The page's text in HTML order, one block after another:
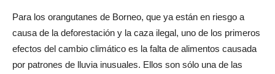
Para los orangutanes de Borneo, que ya están en riesgo a
causa de la deforestación y la caza ilegal, uno de los primeros
efectos del cambio climático es la falta de alimentos causada
por patrones de lluvia inusuales. Ellos son sólo una de las